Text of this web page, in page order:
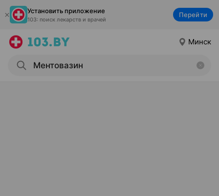
Установить приложение
103: поиск лекарств и врачей
Перейти
Минск